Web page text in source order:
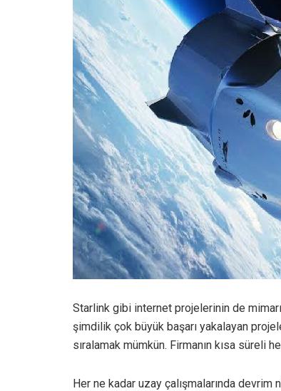
Starlink gibi internet projelerinin de
şimdilik çok büyük başarı yakalayan
sıralamak mümkün. Firmanın kısa süreli
Her ne kadar uzay çalışmalarında